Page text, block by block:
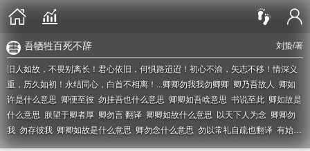
刘蛰/著
吾牺牲百死不辞
旧人如故，不畏别离长！君心依旧，何惧路迢迢！初心不渝，矢志不移！情深义
重，历久如初！永结同心，白首不相离！...卿卿勿我我勿卿卿 卿乃吾故人 卿如
许是什么意思 卿便至彼 勿挂吾也什么意思 卿卿如吾啥意思 书说至此 卿如故是
什么意思 朕望于卿者厚 卿勿言 翻译 卿卿如故什么意思 以天下人为念 卿卿勿
我 勿存彼我 卿卿如故是什么意思 卿勿念什么意思 勿以常礼自疏也翻译 有始有
终我勿卿卿卿自为所欲吾牺牲百死不辞卿卿如吾是什么意思卿如是什么意